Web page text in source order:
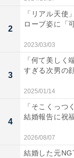
2
「リアル天使
ローブ姿に「
2023/03/03
3
「何て美しく
すぎる次男の
2025/01/14
4
「そこくっつ
結婚報告に祝
2026/08/07
結婚した元